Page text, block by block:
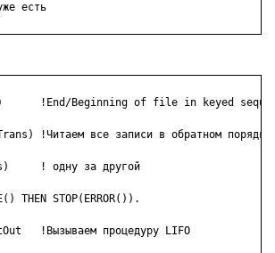
есть
!End/Beginning of file in keyed
!Читаем все записи в обратном порядке
! одну за другой
THEN STOP(ERROR()).
!Вызываем процедуру LIFO